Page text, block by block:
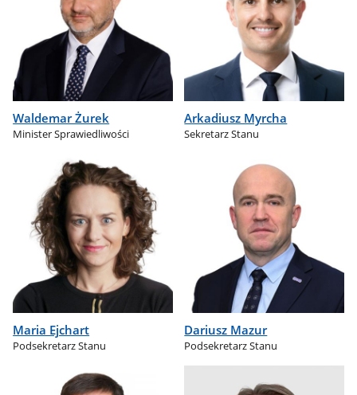
Waldemar Żurek
Minister Sprawiedliwości
Arkadiusz Myrcha
Sekretarz Stanu
Maria Ejchart
Podsekretarz Stanu
Dariusz Mazur
Podsekretarz Stanu